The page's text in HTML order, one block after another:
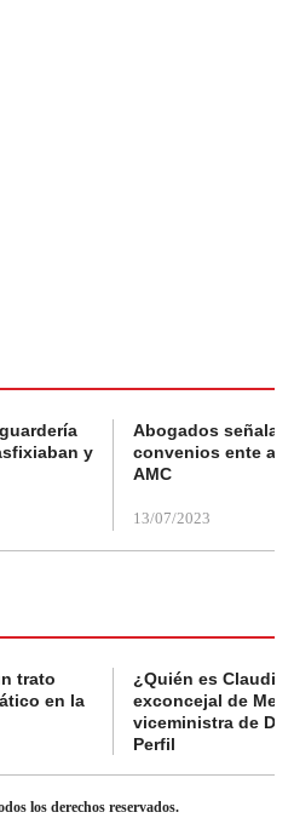
y
Abogados
convenios ente
AMC
13/07/2023
trato
en la
¿Quién es Claudia
exconcejal de
viceministra de
Perfil
los derechos reservados.